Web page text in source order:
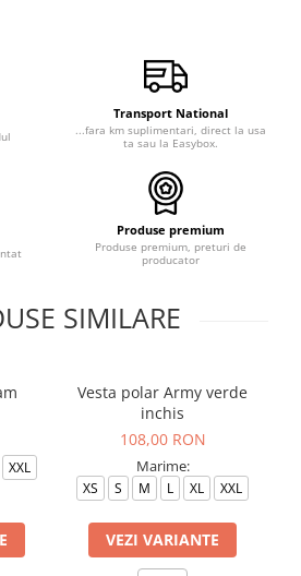
Transport National
...fara km suplimentari, direct la usa
ta sau la Easybox.
Produse premium
Produse premium, preturi de
producator
SIMILARE
XXL
Vesta polar Army verde
inchis
108,00 RON
Marime:
XS S M L XL XXL
VEZI VARIANTE